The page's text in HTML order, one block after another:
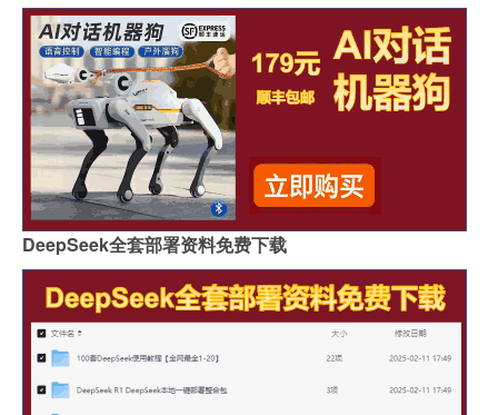
DeepSeek全套部署资料免费下载